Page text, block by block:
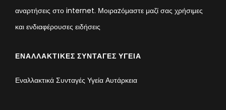
αναρτήσεις στο internet. Μοιραzόμαστε μαζί σας χρήσιμες
και ενδιαφέρουσες ειδήσεις
ΕΝΑΛΛΑΚΤΙΚΈΣ ΣΥΝΤΑΓΈΣ ΥΓΕΊΑ
Εναλλακτικά Συνταγές Υγεία Αυτάρκεια